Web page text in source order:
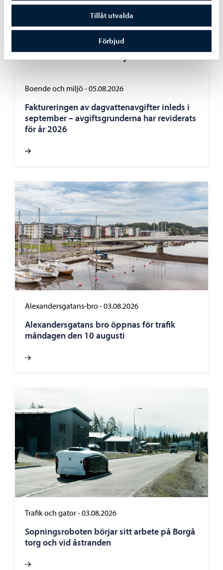
Tillåt utvalda
Förbjud
Dela på FacebookDela på LinkedInDela på WhatsApp
Liknande nyheter
Boende och miljö-05.08.2026
Faktureringen av dagvattenavgifter inleds i
september – avgiftsgrunderna har reviderats
för år 2026
Alexandersgatans-bro-03.08.2026
Alexandersgatans bro öppnas för trafik
måndagen den 10 augusti
Trafik och gator-03.08.2026
Sopningsroboten börjar sitt arbete på Borgå
torg och vid åstranden